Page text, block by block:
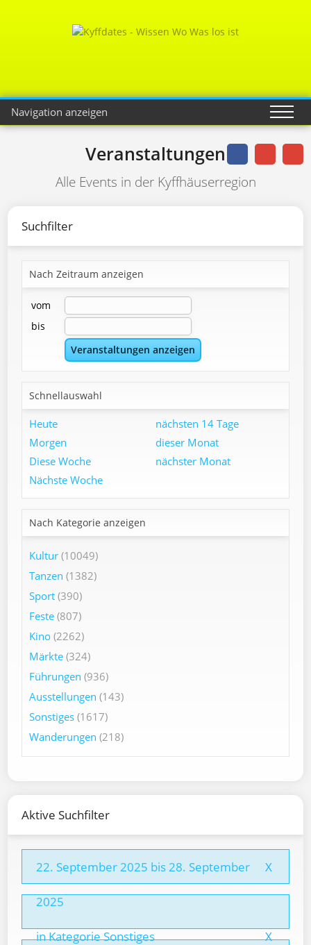
Navigation anzeigen
Veranstaltungen
Alle Events in der Kyffhäuserregion
Suchfilter
Nach Zeitraum anzeigen
vom
bis
Schnellauswahl
Heute
Morgen
Diese Woche
Nächste Woche
nächsten 14 Tage
dieser Monat
nächster Monat
Nach Kategorie anzeigen
Kultur (10049)
Tanzen (1382)
Sport (390)
Feste (807)
Kino (2262)
Märkte (324)
Führungen (936)
Ausstellungen (143)
Sonstiges (1617)
Wanderungen (218)
Aktive Suchfilter
22. September 2025 bis 28. September
2025
X
in Kategorie Sonstiges X